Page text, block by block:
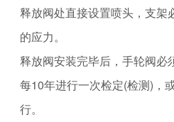
释放阀处直接设置喷头，支架
的应力。
释放阀安装完毕后，手轮阀必
每10年进行一次检定(检测)，
行。